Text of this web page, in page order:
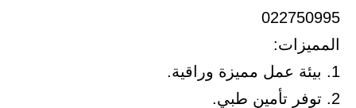
022750995
المميزات:
1. بيئة عمل مميزة وراقية.
2. توفر تأمين طبي.